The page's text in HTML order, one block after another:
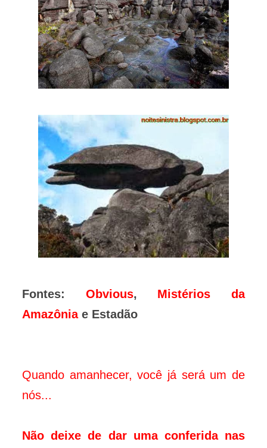
Fontes: Obvious, Mistérios da
Amazôniae Estadão
Quando amanhecer, você já será um de
nós...
Não deixe de dar uma conferida nas